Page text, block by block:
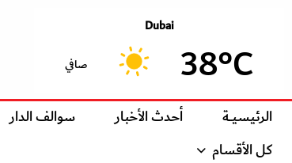
Dubai
38°C صافي
الرئيسيــة أحدث الأخبار سوالف الدار
كل الأقسام